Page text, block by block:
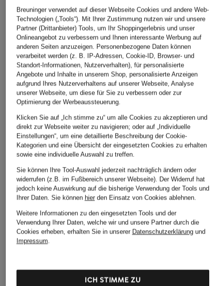
JOOP!
Breuninger verwendet auf dieser Webseite Cookies und andere Web-
Technologien („Tools“). Mit Ihrer Zustimmung nutzen wir und unsere
Partner (Drittanbieter) Tools, um Ihr Shoppingerlebnis und unser
Onlineangebot zu verbessern und Ihnen interessante Werbung auf
anderen Seiten anzuzeigen. Personenbezogene Daten können
verarbeitet werden (z. B. IP-Adressen, Cookie-ID, Browser- und
Standort-Informationen, Nutzerverhalten), für personalisierte
Angebote und Inhalte in unserem Shop, personalisierte Anzeigen
aufgrund Ihres Nutzerverhaltens auf unserer Webseite, Analyse
unserer Webseite, um diese für Sie zu verbessern oder zur
Optimierung der Werbeaussteuerung.
Klicken Sie auf „Ich stimme zu“ um alle Cookies zu akzeptieren und
direkt zur Webseite weiter zu navigieren; oder auf „Individuelle
Einstellungen“, um eine detaillierte Beschreibung der Cookie-
Kategorien und eine Übersicht der eingesetzten Cookies zu erhalten
sowie eine individuelle Auswahl zu treffen.
Sie können Ihre Tool-Auswahl jederzeit nachträglich ändern oder
widerrufen (z.B. im Fußbereich unserer Webseite). Der Widerruf hat
jedoch keine Auswirkung auf die bisherige Verwendung der Tools und
Ihrer Daten. Sie können hierden Einsatz von Cookies ablehnen.
Weitere Informationen zu den eingesetzten Tools und der
Verwendung Ihrer Daten, welche wir und unsere Partner durch die
Cookies erheben, erhalten Sie in unserer Datenschutzerklärungund
Impressum.
ICH STIMME ZU